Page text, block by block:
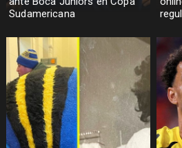
Sudamericana